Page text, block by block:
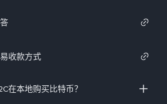
收款方式
在本地购买比特币？